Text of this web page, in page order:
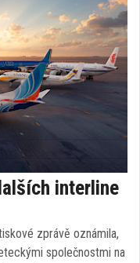
interline
zprávě oznámila,
společnostmi na